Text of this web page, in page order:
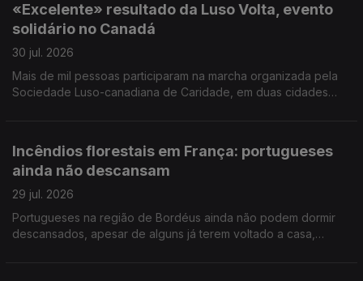
«Excelente» resultado da Luso Volta, evento
solidário no Canadá
30 jul. 2026
Mais de mil pessoas participaram na marcha organizada pela
Sociedade Luso-canadiana de Caridade, em duas cidades
Incêndios florestais em França: portugueses
ainda não descansam
29 jul. 2026
Portugueses na região de Bordéus ainda não podem dormir
descansados, apesar de alguns já terem voltado a casa,